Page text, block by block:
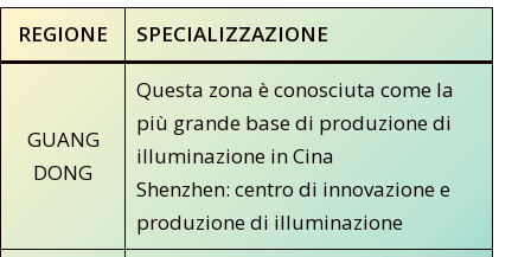
REGIONE SPECIALIZZAZIONE
GUANG
DONG
Questa zona è conosciuta come la
più grande base di produzione di
illuminazione in Cina
Shenzhen: centro di innovazione e
produzione di illuminazione